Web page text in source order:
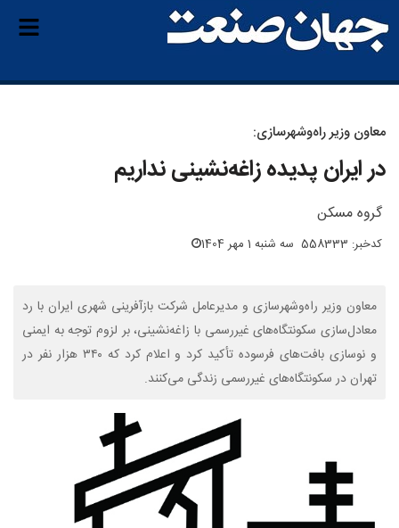
معاون وزیر راه‌وشهرسازی:
در ایران پدیده زاغه‌نشینی نداریم
گروه مسکن
کدخبر: 558333 سه شنبه 1 مهر 1404
معاون وزیر راه‌وشهرسازی و مدیرعامل شرکت بازآفرینی شهری ایران با رد
معادل‌سازی سکونتگاه‌های غیررسمی با زاغه‌نشینی، بر لزوم توجه به ایمنی
و نوسازی بافت‌های فرسوده تأکید کرد و اعلام کرد که ۳۴۰ هزار نفر در
تهران در سکونتگاه‌های غیررسمی زندگی می‌کنند.